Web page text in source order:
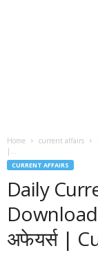
Home current affairs
|...
CURRENT AFFAIRS
Daily
अफेयर्स |